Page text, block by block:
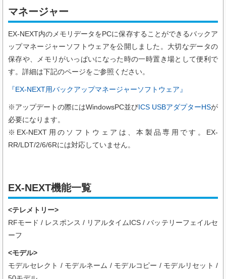
マネージャー
EX-NEXT内のメモリデータをPCに保存することができるバックア
ップマネージャーソフトウェアを公開しました。大切なデータの
保存や、メモリがいっぱいになった時の一時置き場として便利で
す。詳細は下記のページをご参照ください。
『EX-NEXT用バックアップマネージャーソフトウェア』
※アップデートの際にはWindowsPC並びICS USBアダプターHSが
必要になります。
※EX-NEXT用のソフトウェアは、本製品専用です。EX-
RR/LDT/2/6/6Rには対応していません。
EX-NEXT機能一覧
<テレメトリー>
RFモード / レスポンス / リアルタイムICS / バッテリーフェイルセ
ーフ
<モデル>
モデルセレクト / モデルネーム / モデルコピー / モデルリセット /